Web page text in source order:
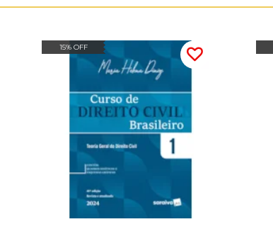
15% OFF